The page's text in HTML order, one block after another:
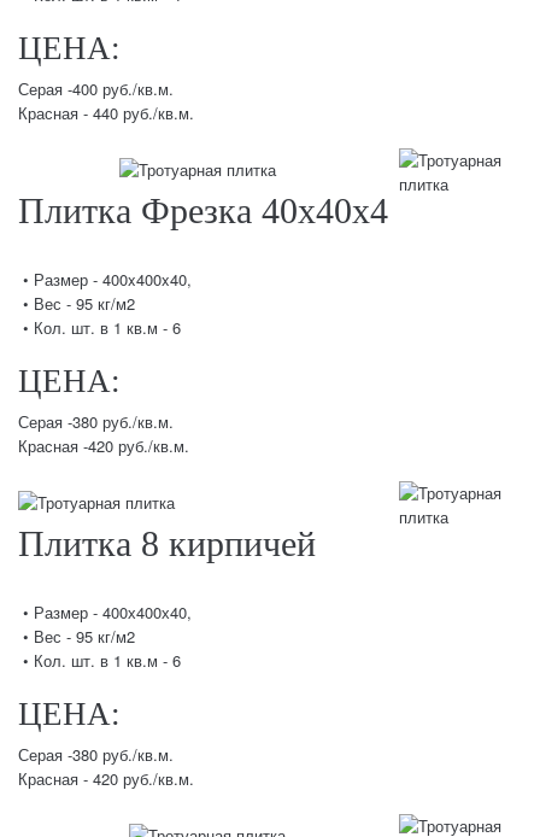
ЦЕНА:
Серая -400 руб./кв.м.
Красная - 440 руб./кв.м.
Плитка Фрезка 40х40х4
• Размер - 400x400x40,
• Вес - 95 кг/м2
• Кол. шт. в 1 кв.м - 6
ЦЕНА:
Серая -380 руб./кв.м.
Красная -420 руб./кв.м.
Плитка 8 кирпичей
• Размер - 400х400х40,
• Вес - 95 кг/м2
• Кол. шт. в 1 кв.м - 6
ЦЕНА:
Серая -380 руб./кв.м.
Красная - 420 руб./кв.м.